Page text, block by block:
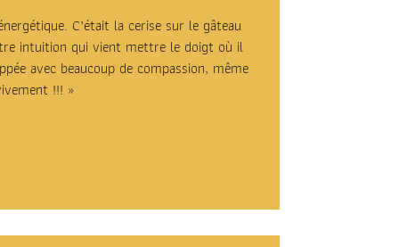
C’était la cerise sur le gâteau
intuition qui vient mettre le doigt où il
avec beaucoup de compassion, même
!!! »